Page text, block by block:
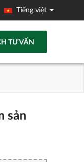
Tiếng việt
TƯ VẤN
sản